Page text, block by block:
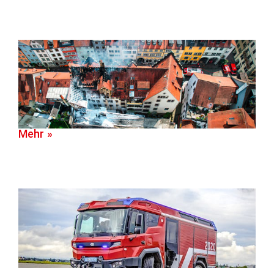
Mehr »